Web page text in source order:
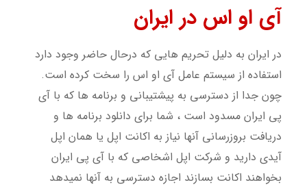
آی او اس در ایران
در ایران به دلیل تحریم هایی که درحال حاضر وجود دارد
استفاده از سیستم عامل آی او اس را سخت کرده است.
چون جدا از دسترسی به پیشتیبانی و برنامه ها که با آی
پی ایران مسدود است ، شما برای دانلود برنامه ها و
دریافت بروزرسانی آنها نیاز به اکانت اپل یا همان اپل
آیدی دارید و شرکت اپل اشخاصی که با آی پی ایران
بخواهند اکانت بسازند اجازه دسترسی به آنها نمیدهد